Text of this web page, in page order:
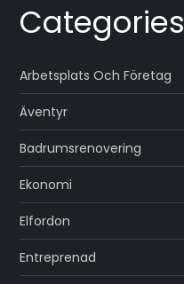
Categories
Arbetsplats Och Företag
Äventyr
Badrumsrenovering
Ekonomi
Elfordon
Entreprenad